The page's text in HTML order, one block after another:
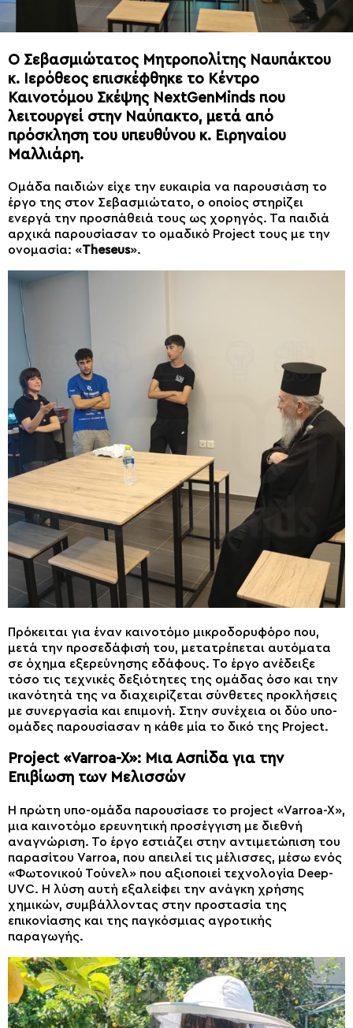
Ο Σεβασμιώτατος Μητροπολίτης Ναυπάκτου
κ. Ιερόθεος επισκέφθηκε το Κέντρο
Καινοτόμου Σκέψης NextGenMinds που
λειτουργεί στην Ναύπακτο, μετά από
πρόσκληση του υπευθύνου κ. Ειρηναίου
Μαλλιάρη.
Ομάδα παιδιών είχε την ευκαιρία να παρουσιάση το
έργο της στον Σεβασμιώτατο, ο οποίος στηρίζει
ενεργά την προσπάθειά τους ως χορηγός. Τα παιδιά
αρχικά παρουσίασαν το ομαδικό Project τους με την
ονομασία: «Theseus».
Πρόκειται για έναν καινοτόμο μικροδορυφόρο που,
μετά την προσεδάφισή του, μετατρέπεται αυτόματα
σε όχημα εξερεύνησης εδάφους. Το έργο ανέδειξε
τόσο τις τεχνικές δεξιότητες της ομάδας όσο και την
ικανότητά της να διαχειρίζεται σύνθετες προκλήσεις
με συνεργασία και επιμονή. Στην συνέχεια οι δύο υπο-
ομάδες παρουσίασαν η κάθε μία το δικό της Project.
Project «Varroa-X»: Μια Ασπίδα για την
Επιβίωση των Μελισσών
Η πρώτη υπο-ομάδα παρουσίασε το project «Varroa-X»,
μια καινοτόμο ερευνητική προσέγγιση με διεθνή
αναγνώριση. Το έργο εστιάζει στην αντιμετώπιση του
παρασίτου Varroa, που απειλεί τις μέλισσες, μέσω ενός
«Φωτονικού Τούνελ» που αξιοποιεί τεχνολογία Deep-
UVC. Η λύση αυτή εξαλείφει την ανάγκη χρήσης
χημικών, συμβάλλοντας στην προστασία της
επικονίασης και της παγκόσμιας αγροτικής
παραγωγής.